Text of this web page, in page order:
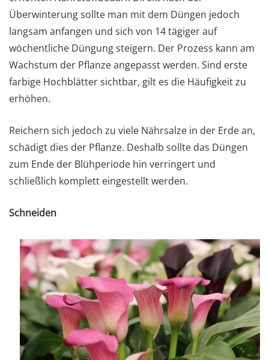
Überwinterung sollte man mit dem Düngen jedoch
langsam anfangen und sich von 14 tägiger auf
wöchentliche Düngung steigern. Der Prozess kann am
Wachstum der Pflanze angepasst werden. Sind erste
farbige Hochblätter sichtbar, gilt es die Häufigkeit zu
erhöhen.
Reichern sich jedoch zu viele Nährsalze in der Erde an,
schädigt dies der Pflanze. Deshalb sollte das Düngen
zum Ende der Blühperiode hin verringert und
schließlich komplett eingestellt werden.
Schneiden